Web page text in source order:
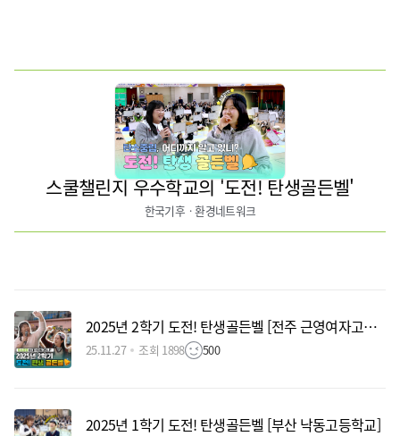
스쿨챌린지 우수학교의 '도전! 탄생골든벨'
한국기후ㆍ환경네트워크
2025년 2학기 도전! 탄생골든벨 [전주 근영여자고등학교]
25.11.27 조회 1898 500
2025년 1학기 도전! 탄생골든벨 [부산 낙동고등학교]